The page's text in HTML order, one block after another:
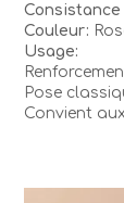
02
Pink
(Transparent)
Consistance
Couleur:
Usage:
Pose
Convient